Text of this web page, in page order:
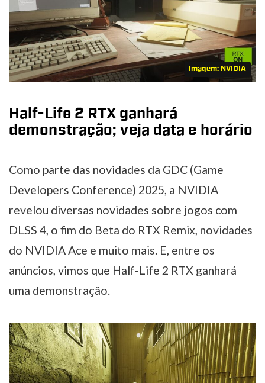
Imagem: NVIDIA
Half-Life 2 RTX ganhará
demonstração; veja data e horário
Como parte das novidades da GDC (Game
Developers Conference) 2025, a NVIDIA
revelou diversas novidades sobre jogos com
DLSS 4, o fim do Beta do RTX Remix, novidades
do NVIDIA Ace e muito mais. E, entre os
anúncios, vimos que Half-Life 2 RTX ganhará
uma demonstração.